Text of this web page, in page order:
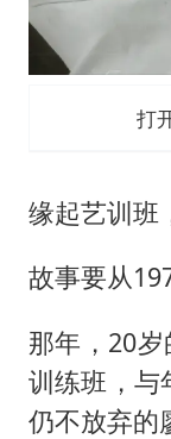
打
缘起艺训班
故事要从
那年，20岁
训练班，与
仍不放弃的